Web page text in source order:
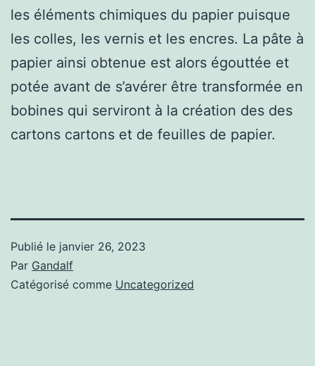
les éléments chimiques du papier puisque
les colles, les vernis et les encres. La pâte à
papier ainsi obtenue est alors égouttée et
potée avant de s’avérer être transformée en
bobines qui serviront à la création des des
cartons cartons et de feuilles de papier.
Publié le janvier 26, 2023
Par Gandalf
Catégorisé comme Uncategorized